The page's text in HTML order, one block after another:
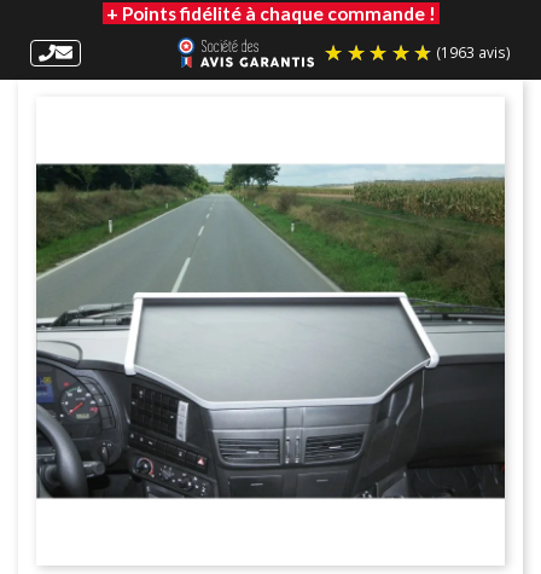
+ Points fidélité à chaque commande !